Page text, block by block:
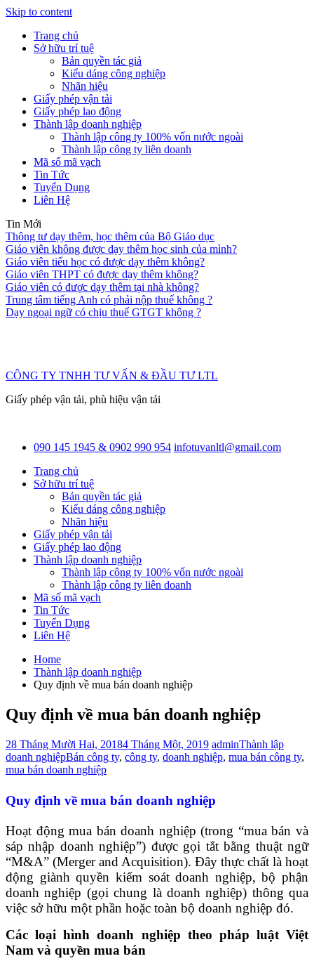
Skip to content
Trang chủ
Sở hữu trí tuệ
Bản quyền tác giả
Kiểu dáng công nghiệp
Nhãn hiệu
Giấy phép vận tải
Giấy phép lao động
Thành lập doanh nghiệp
Thành lập công ty 100% vốn nước ngoài
Thành lập công ty liên doanh
Mã số mã vạch
Tin Tức
Tuyển Dụng
Liên Hệ
Tin Mới
Thông tư dạy thêm, học thêm của Bộ Giáo dục
Giáo viên không được dạy thêm học sinh của mình?
Giáo viên tiểu học có được dạy thêm không?
Giáo viên THPT có được dạy thêm không?
Giáo viên có được dạy thêm tại nhà không?
Trung tâm tiếng Anh có phải nộp thuế không ?
Dạy ngoại ngữ có chịu thuế GTGT không ?
CÔNG TY TNHH TƯ VẤN & ĐẦU TƯ LTL
Giấy phép vận tải, phù hiệu vận tải
090 145 1945 & 0902 990 954 infotuvanltl@gmail.com
Trang chủ
Sở hữu trí tuệ
Bản quyền tác giả
Kiểu dáng công nghiệp
Nhãn hiệu
Giấy phép vận tải
Giấy phép lao động
Thành lập doanh nghiệp
Thành lập công ty 100% vốn nước ngoài
Thành lập công ty liên doanh
Mã số mã vạch
Tin Tức
Tuyển Dụng
Liên Hệ
Home
Thành lập doanh nghiệp
Quy định về mua bán doanh nghiệp
Quy định về mua bán doanh nghiệp
28 Tháng Mười Hai, 20184 Tháng Một, 2019 adminThành lập
doanh nghiệpBán công ty, công ty, doanh nghiệp, mua bán công ty,
mua bán doanh nghiệp
Quy định về mua bán doanh nghiệp
Hoạt động mua bán doanh nghiệp (trong “mua bán và
sáp nhập doanh nghiệp”) được gọi tắt bằng thuật ngữ
“M&A” (Merger and Acquisition). Đây thực chất là hoạt
động giành quyền kiểm soát doanh nghiệp, bộ phận
doanh nghiệp (gọi chung là doanh nghiệp) thông qua
việc sở hữu một phần hoặc toàn bộ doanh nghiệp đó.
Các loại hình doanh nghiệp theo pháp luật Việt
Nam và quyền mua bán